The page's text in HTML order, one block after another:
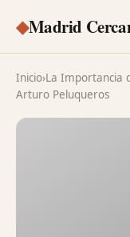
◆Madrid
Inicio›La Importancia
Arturo Peluqueros